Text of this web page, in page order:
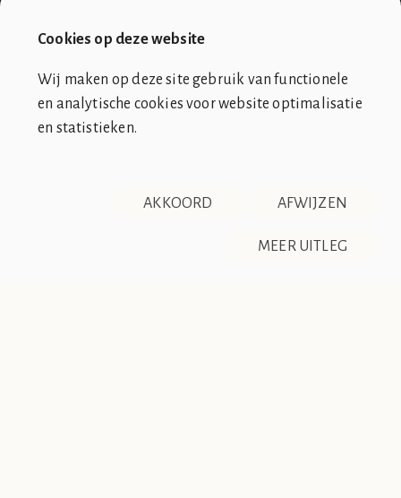
Cookies op deze website
Wij maken op deze site gebruik van functionele
en analytische cookies voor website optimalisatie
en statistieken.
AFWIJZEN
AKKOORD
MEER UITLEG
DISCLAIMER & PRIVACY
RSS
overeenkomsten tussen de club en de werkelijkheid berusten